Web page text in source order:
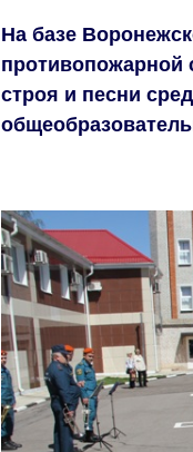
На базе
противопожарной
строя и песни